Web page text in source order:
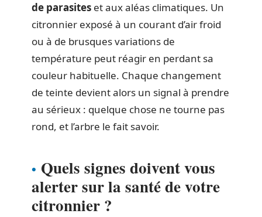
de parasites et aux aléas climatiques. Un
citronnier exposé à un courant d’air froid
ou à de brusques variations de
température peut réagir en perdant sa
couleur habituelle. Chaque changement
de teinte devient alors un signal à prendre
au sérieux : quelque chose ne tourne pas
rond, et l’arbre le fait savoir.
Quels signes doivent vous
alerter sur la santé de votre
citronnier ?